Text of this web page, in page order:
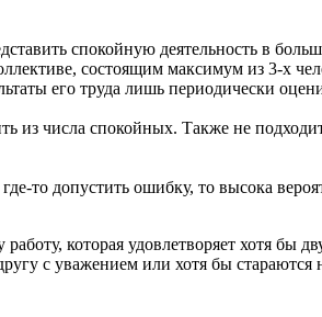
спокойную деятельность в
состоящим максимум из 3-х
его труда лишь периодически
из числа спокойных. Также не
то допустить ошибку, то высока
которая удовлетворяет хотя бы
с уважением или хотя бы стараются